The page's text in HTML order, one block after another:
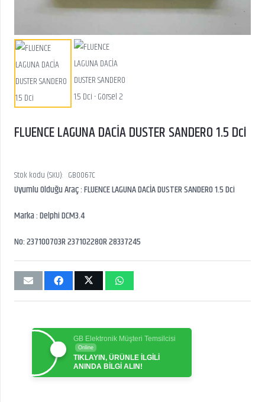
FLUENCE LAGUNA DACİA DUSTER SANDERO 1.5 Dci
Stok kodu (SKU): GB0067C
Uyumlu Olduğu Araç : FLUENCE LAGUNA DACİA DUSTER SANDERO 1.5 Dci
Marka : Delphi DCM3.4
No: 237100703R 237102280R 28337245
GB Elektronik Müşteri Temsilcisi
Online
TIKLAYIN, ÜRÜNLE İLGİLİ
ANINDA BİLGİ ALIN!